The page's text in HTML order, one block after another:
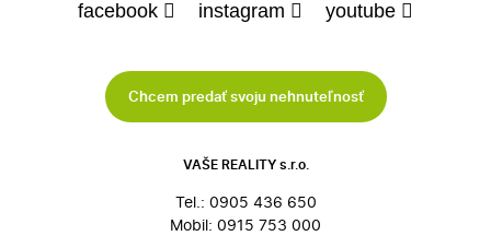
facebook instagram youtube
Chcem predať svoju nehnuteľnosť
VAŠE REALITY s.r.o.
Tel.: 0905 436 650
Mobil: 0915 753 000